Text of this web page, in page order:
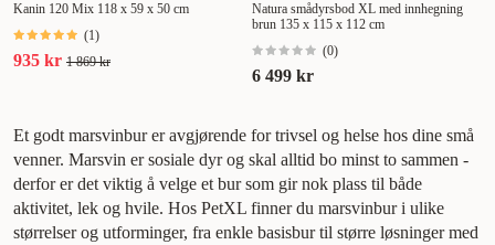
Kanin 120 Mix 118 x 59 x 50 cm
(1)
935 kr 1 869 kr
Natura smådyrsbod XL med innhegning
brun 135 x 115 x 112 cm
(0)
6 499 kr
Et godt marsvinbur er avgjørende for trivsel og helse hos dine små
venner. Marsvin er sosiale dyr og skal alltid bo minst to sammen -
derfor er det viktig å velge et bur som gir nok plass til både
aktivitet, lek og hvile. Hos PetXL finner du marsvinbur i ulike
størrelser og utforminger, fra enkle basisbur til større løsninger med